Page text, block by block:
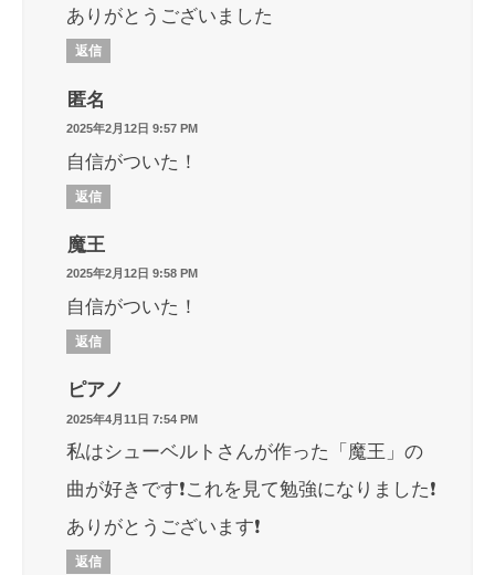
ありがとうございました
返信
匿名
2025年2月12日 9:57 PM
自信がついた！
返信
魔王
2025年2月12日 9:58 PM
自信がついた！
返信
ピアノ
2025年4月11日 7:54 PM
私はシューベルトさんが作った「魔王」の
曲が好きです❗️これを見て勉強になりました❗️
ありがとうございます❗️
返信